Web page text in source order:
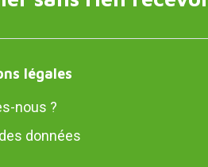
légales
nous ?
données